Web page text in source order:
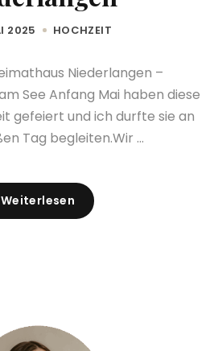
2025 HOCHZEIT
Niederlangen –
See Anfang Mai haben diese
gefeiert und ich durfte sie an
Tag begleiten.Wir ...
Weiterlesen